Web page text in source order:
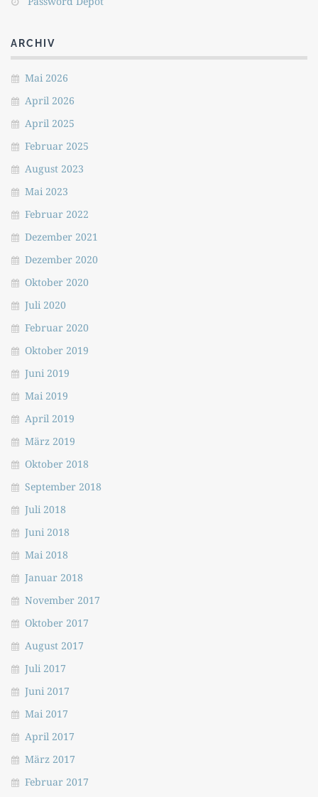
ARCHIV
Mai 2026
April 2026
April 2025
Februar 2025
August 2023
Mai 2023
Februar 2022
Dezember 2021
Dezember 2020
Oktober 2020
Juli 2020
Februar 2020
Oktober 2019
Juni 2019
Mai 2019
April 2019
März 2019
Oktober 2018
September 2018
Juli 2018
Juni 2018
Mai 2018
Januar 2018
November 2017
Oktober 2017
August 2017
Juli 2017
Juni 2017
Mai 2017
April 2017
März 2017
Februar 2017